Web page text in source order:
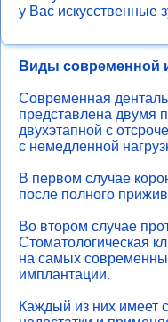
у Вас искусственные
Виды современной
Современная
представлена двумя
двухэтапной с
с немедленной
В первом случае
после полного
Во втором случае
Стоматологическая
на самых
имплантации.
Каждый из них имеет